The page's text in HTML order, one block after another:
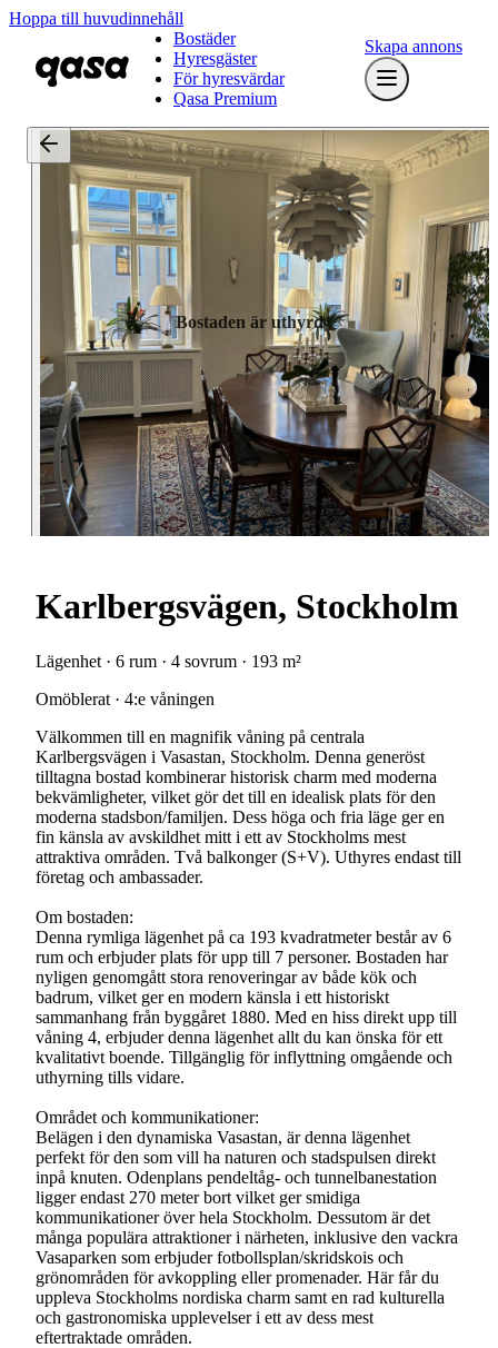
Hoppa till huvudinnehåll
Bostäder
Hyresgäster
För hyresvärdar
Qasa Premium
Skapa annons
Bostaden är uthyrd
Karlbergsvägen, Stockholm
Lägenhet · 6 rum · 4 sovrum · 193 m²
Omöblerat · 4:e våningen
Välkommen till en magnifik våning på centrala
Karlbergsvägen i Vasastan, Stockholm. Denna generöst
tilltagna bostad kombinerar historisk charm med moderna
bekvämligheter, vilket gör det till en idealisk plats för den
moderna stadsbon/familjen. Dess höga och fria läge ger en
fin känsla av avskildhet mitt i ett av Stockholms mest
attraktiva områden. Två balkonger (S+V). Uthyres endast till
företag och ambassader.
Om bostaden:
Denna rymliga lägenhet på ca 193 kvadratmeter består av 6
rum och erbjuder plats för upp till 7 personer. Bostaden har
nyligen genomgått stora renoveringar av både kök och
badrum, vilket ger en modern känsla i ett historiskt
sammanhang från byggåret 1880. Med en hiss direkt upp till
våning 4, erbjuder denna lägenhet allt du kan önska för ett
kvalitativt boende. Tillgänglig för inflyttning omgående och
uthyrning tills vidare.
Området och kommunikationer:
Belägen i den dynamiska Vasastan, är denna lägenhet
perfekt för den som vill ha naturen och stadspulsen direkt
inpå knuten. Odenplans pendeltåg- och tunnelbanestation
ligger endast 270 meter bort vilket ger smidiga
kommunikationer över hela Stockholm. Dessutom är det
många populära attraktioner i närheten, inklusive den vackra
Vasaparken som erbjuder fotbollsplan/skridskois och
grönområden för avkoppling eller promenader. Här får du
uppleva Stockholms nordiska charm samt en rad kulturella
och gastronomiska upplevelser i ett av dess mest
eftertraktade områden.